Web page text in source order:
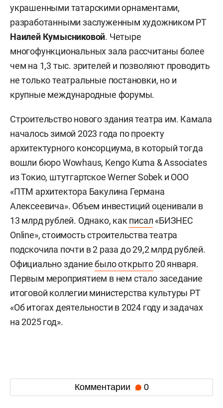
украшенными татарскими орнаментами,
разработанными заслуженным художником РТ
Наилей Кумысниковой. Четыре
многофункциональных зала рассчитаны более
чем на 1,3 тыс. зрителей и позволяют проводить
не только театральные постановки, но и
крупные международные форумы.
Строительство нового здания театра им. Камала
началось зимой 2023 года по проекту
архитектурного консорциума, в который тогда
вошли бюро Wowhaus, Kengo Kuma & Associates
из Токио, штутгартское Werner Sobek и ООО
«ПТМ архитектора Бакулина Германа
Алексеевича». Объем инвестиций оценивали в
13 млрд рублей. Однако, как писал «БИЗНЕС
Online», стоимость строительства театра
подскочила почти в 2 раза до 29,2 млрд рублей.
Официально зданиебыло открыто20 января.
Первым мероприятием в нем стало заседание
итоговой коллегии министерства культуры РТ
«Об итогах деятельности в 2024 году и задачах
на 2025 год».
Комментарии 0